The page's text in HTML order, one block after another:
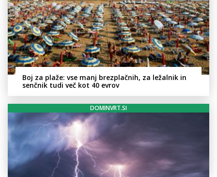
Boj za plaže: vse manj brezplačnih, za ležalnik in
senčnik tudi več kot 40 evrov
DOMINVRT.SI